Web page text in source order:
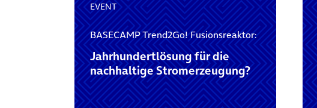
EVENT
BASECAMP Trend2Go! Fusionsreaktor:
Jahrhundertlösung für die
nachhaltige Stromerzeugung?